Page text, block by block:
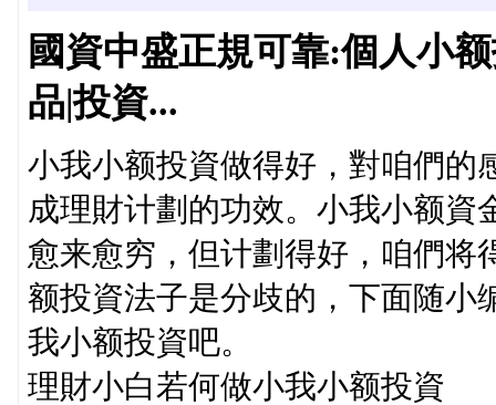
國資中盛正規可靠:個人小
品|投資...
小我小额投資做得好，對咱們的
成理財计劃的功效。小我小额資
愈来愈穷，但计劃得好，咱們将
额投資法子是分歧的，下面随小
我小额投資吧。
理財小白若何做小我小额投資